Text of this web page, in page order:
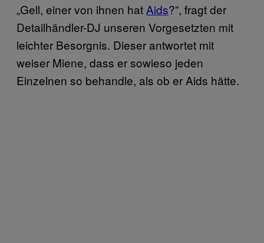
„Gell, einer von ihnen hat Aids?”, fragt der
Detailhändler-DJ unseren Vorgesetzten mit
leichter Besorgnis. Dieser antwortet mit
weiser Miene, dass er sowieso jeden
Einzelnen so behandle, als ob er Aids hätte.